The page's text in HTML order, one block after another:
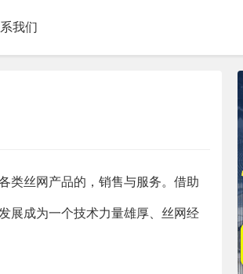
我们
类丝网产品的，销售与服务。借助
展成为一个技术力量雄厚、丝网经